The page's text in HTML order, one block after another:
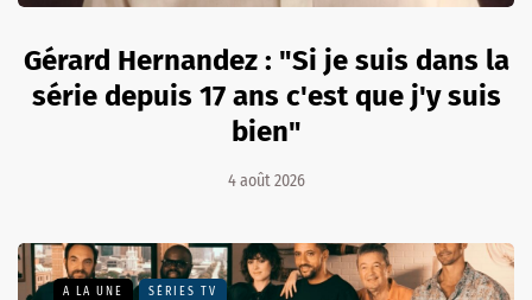
Gérard Hernandez : "Si je suis dans la
série depuis 17 ans c'est que j'y suis
bien"
4 août 2026
A LA UNE SÉRIES TV